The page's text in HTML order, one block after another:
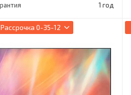
1 год
Рассрочка 0-35-12